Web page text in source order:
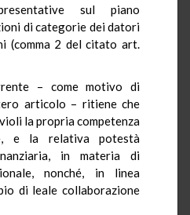
sul piano
di categorie dei datori
(comma 2 del citato art.
– come motivo di
articolo – ritiene che
la propria competenza
e la relativa potestà
in materia di
nonché, in linea
di leale collaborazione